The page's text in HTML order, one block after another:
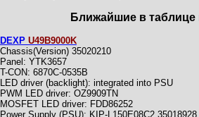
Ближайшие в таблице
DEXP U49B9000K
Chassis(Version) 35020210
Panel: YTK3657
T-CON: 6870C-0535B
LED driver (backlight): integrated into PSU
PWM LED driver: OZ9909TN
MOSFET LED driver: FDD86252
Power Supply (PSU): KIP-L150E08C2 35018928